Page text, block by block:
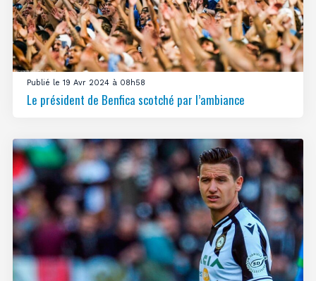
Publié le 19 Avr 2024 à 08h58
Le président de Benfica scotché par l’ambiance